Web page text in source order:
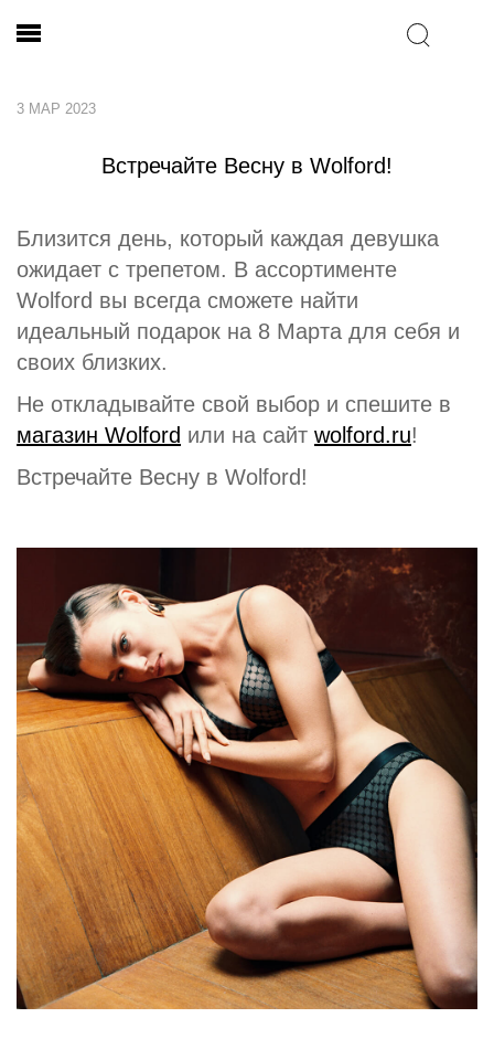
3 МАР 2023
Встречайте Весну в Wolford!
Близится день, который каждая девушка
ожидает с трепетом. В ассортименте
Wolford вы всегда сможете найти
идеальный подарок на 8 Марта для себя и
своих близких.
Не откладывайте свой выбор и спешите в
магазин Wolford или на сайт wolford.ru!
Встречайте Весну в Wolford!